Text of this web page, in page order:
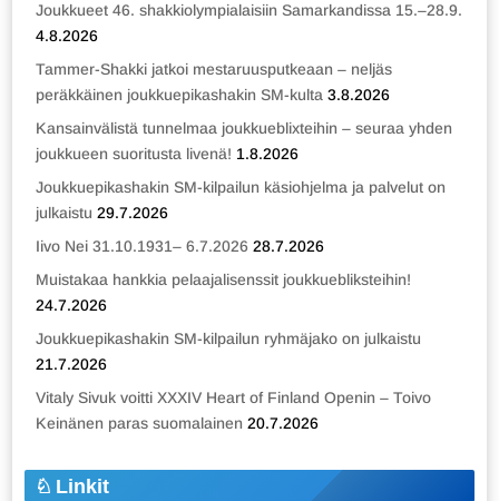
Joukkueet 46. shakkiolympialaisiin Samarkandissa 15.–28.9.
4.8.2026
Tammer-Shakki jatkoi mestaruusputkeaan – neljäs
peräkkäinen joukkuepikashakin SM-kulta 3.8.2026
Kansainvälistä tunnelmaa joukkueblixteihin – seuraa yhden
joukkueen suoritusta livenä! 1.8.2026
Joukkuepikashakin SM-kilpailun käsiohjelma ja palvelut on
julkaistu 29.7.2026
Iivo Nei 31.10.1931– 6.7.2026 28.7.2026
Muistakaa hankkia pelaajalisenssit joukkuebliksteihin!
24.7.2026
Joukkuepikashakin SM-kilpailun ryhmäjako on julkaistu
21.7.2026
Vitaly Sivuk voitti XXXIV Heart of Finland Openin – Toivo
Keinänen paras suomalainen 20.7.2026
Linkit